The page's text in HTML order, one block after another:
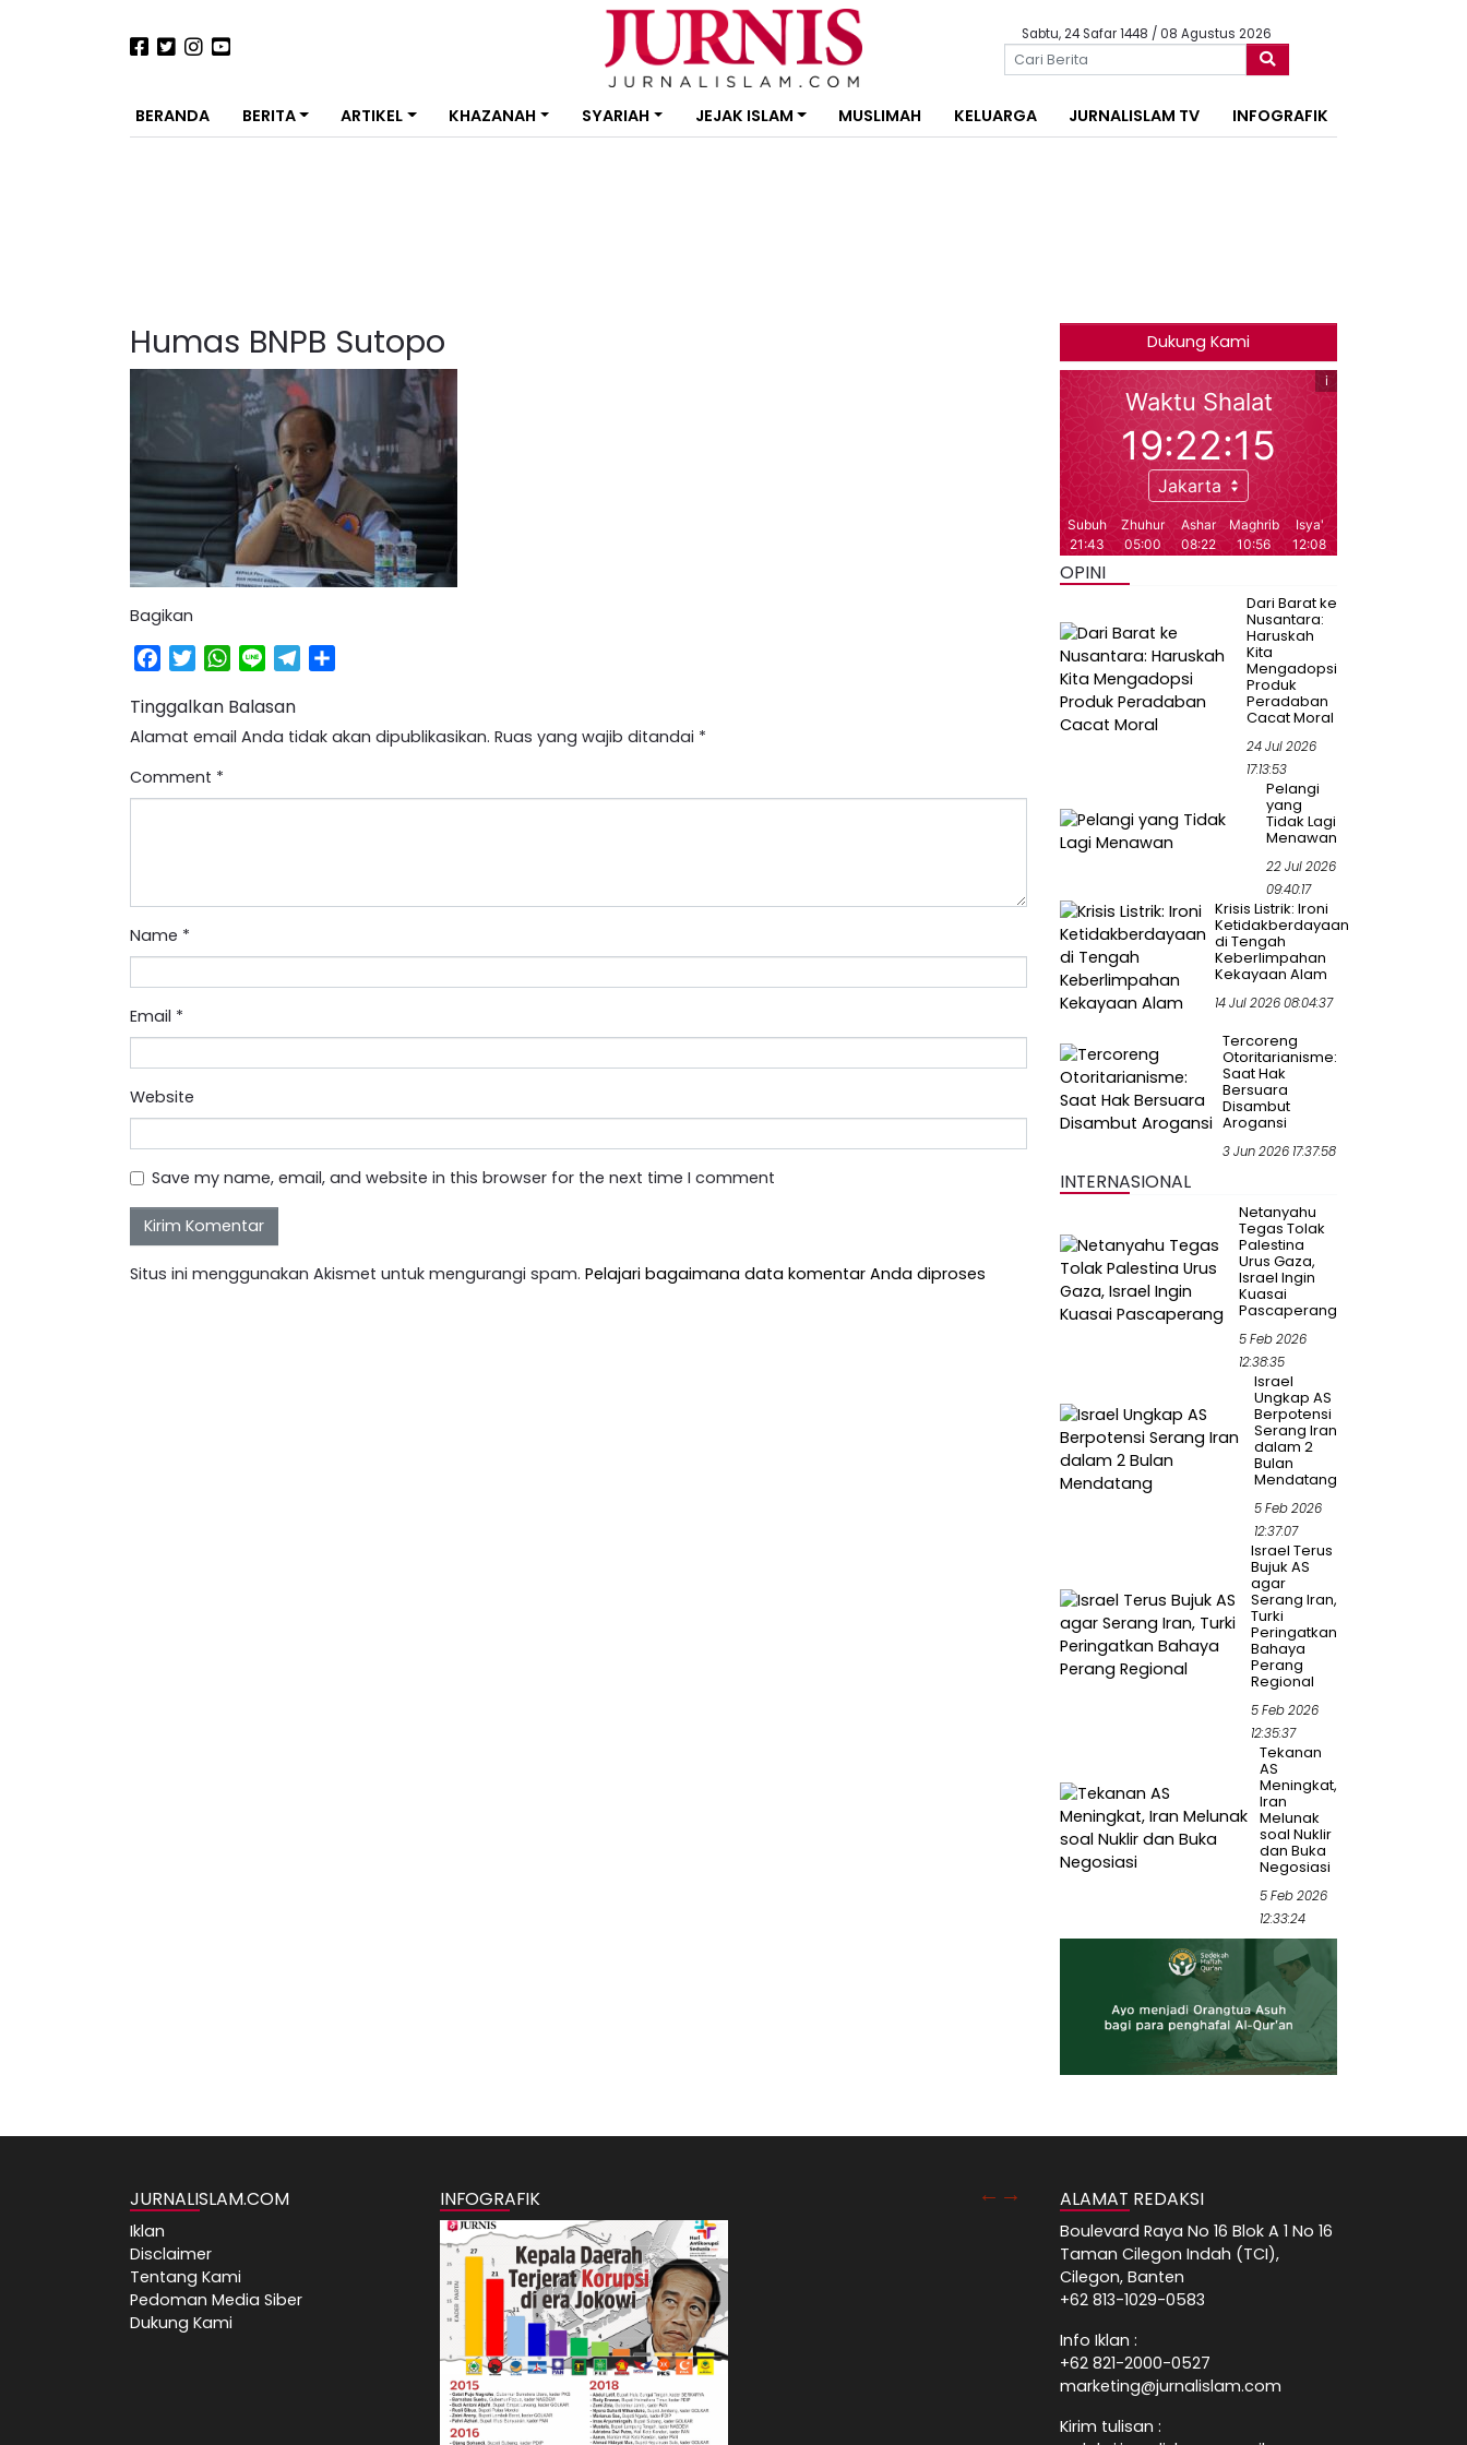
Sabtu, 24 Safar 1448 / 08 Agustus 2026
BERANDA BERITA ARTIKEL KHAZANAH SYARIAH JEJAK ISLAM MUSLIMAH KELUARGA JURNALISLAM TV INFOGRAFIK
Humas BNPB Sutopo
Bagikan
Facebook
TwitterWhatsApp
Line Telegram
Tinggalkan Balasan
Alamat email Anda tidak akan dipublikasikan. Ruas yang wajib ditandai *
Comment *
Name *
Email *
Website
Save my name, email, and website in this browser for the next time I comment
Situs ini menggunakan Akismet untuk mengurangi spam. Pelajari bagaimana data komentar Anda diproses
Dukung Kami
OPINI
Dari Barat ke
Nusantara:
Haruskah
Kita
Mengadopsi
Produk
Peradaban
Cacat Moral
24 Jul 2026
17:13:53
Pelangi
yang
Tidak Lagi
Menawan
22 Jul 2026
09:40:17
Krisis Listrik: Ironi
Ketidakberdayaan
di Tengah
Keberlimpahan
Kekayaan Alam
14 Jul 2026 08:04:37
Tercoreng
Otoritarianisme:
Saat Hak
Bersuara
Disambut
Arogansi
3 Jun 2026 17:37:58
INTERNASIONAL
Netanyahu
Tegas Tolak
Palestina
Urus Gaza,
Israel Ingin
Kuasai
Pascaperang
5 Feb 2026
12:38:35
Israel
Ungkap AS
Berpotensi
Serang Iran
dalam 2
Bulan
Mendatang
5 Feb 2026
12:37:07
Israel Terus
Bujuk AS
agar
Serang Iran,
Turki
Peringatkan
Bahaya
Perang
Regional
5 Feb 2026
12:35:37
Tekanan
AS
Meningkat,
Iran
Melunak
soal Nuklir
dan Buka
Negosiasi
5 Feb 2026
12:33:24
JURNALISLAM.COM
Iklan
Disclaimer
Tentang Kami
Pedoman Media Siber
Dukung Kami
INFOGRAFIK ALAMAT REDAKSI
Boulevard Raya No 16 Blok A 1 No 16
Taman Cilegon Indah (TCI),
Cilegon, Banten
+62 813-1029-0583
Info Iklan :
+62 821-2000-0527
marketing@jurnalislam.com
Kirim tulisan :